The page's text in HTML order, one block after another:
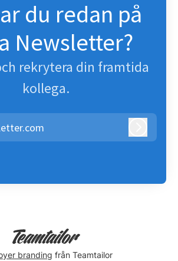
du redan på
Newsletter?
rekrytera din framtida
kollega.
branding från Teamtailor